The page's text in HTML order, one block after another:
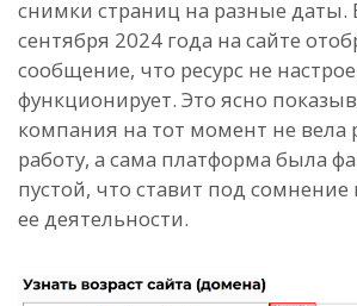
снимки страниц на разные даты.
сентября 2024 года на сайте
сообщение, что ресурс не
функционирует. Это ясно
компания на тот момент не вела
работу, а сама платформа была
пустой, что ставит под сомнение
ее деятельности.